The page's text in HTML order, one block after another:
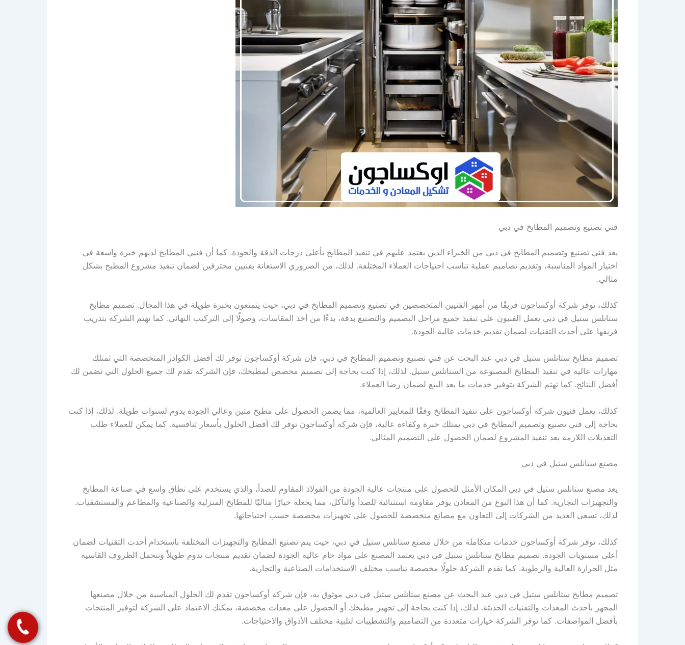
فني تصنيع وتصميم المطابخ في دبي
يعد فني تصنيع وتصميم المطابخ في دبي من الخبراء الذين يعتمد عليهم في تنفيذ المطابخ بأعلى درجات الدقة والجودة. كما أن فنيي المطابخ لديهم خبرة واسعة في
اختيار المواد المناسبة، وتقديم تصاميم عملية تناسب احتياجات العملاء المختلفة. لذلك، من الضروري الاستعانة بفنيين محترفين لضمان تنفيذ مشروع المطبخ بشكل
مثالي.
كذلك، توفر شركة أوكساجون فريقًا من أمهر الفنيين المتخصصين في تصنيع وتصميم المطابخ في دبي، حيث يتمتعون بخبرة طويلة في هذا المجال. تصميم مطابخ
ستانلس ستيل في دبي يعمل الفنيون على تنفيذ جميع مراحل التصميم والتصنيع بدقة، بدءًا من أخذ المقاسات، وصولًا إلى التركيب النهائي. كما تهتم الشركة بتدريب
فريقها على أحدث التقنيات لضمان تقديم خدمات عالية الجودة.
تصميم مطابخ ستانلس ستيل في دبي عند البحث عن فني تصنيع وتصميم المطابخ في دبي، فإن شركة أوكساجون توفر لك أفضل الكوادر المتخصصة التي تمتلك
مهارات عالية في تنفيذ المطابخ المصنوعة من الستانلس ستيل. لذلك، إذا كنت بحاجة إلى تصميم مخصص لمطبخك، فإن الشركة تقدم لك جميع الحلول التي تضمن لك
أفضل النتائج. كما تهتم الشركة بتوفير خدمات ما بعد البيع لضمان رضا العملاء.
كذلك، يعمل فنيون شركة أوكساجون على تنفيذ المطابخ وفقًا للمعايير العالمية، مما يضمن الحصول على مطبخ متين وعالي الجودة يدوم لسنوات طويلة. لذلك، إذا كنت
بحاجة إلى فني تصنيع وتصميم المطابخ في دبي يمتلك خبرة وكفاءة عالية، فإن شركة أوكساجون توفر لك أفضل الحلول بأسعار تنافسية. كما يمكن للعملاء طلب
التعديلات اللازمة بعد تنفيذ المشروع لضمان الحصول على التصميم المثالي.
مصنع ستانلس ستيل في دبي
يعد مصنع ستانلس ستيل في دبي المكان الأمثل للحصول على منتجات عالية الجودة من الفولاذ المقاوم للصدأ، والذي يستخدم على نطاق واسع في صناعة المطابخ
والتجهيزات التجارية. كما أن هذا النوع من المعادن يوفر مقاومة استثنائية للصدأ والتآكل، مما يجعله خيارًا مثاليًا للمطابخ المنزلية والصناعية والمطاعم والمستشفيات.
لذلك، تسعى العديد من الشركات إلى التعاون مع مصانع متخصصة للحصول على تجهيزات مخصصة حسب احتياجاتها.
كذلك، توفر شركة أوكساجون خدمات متكاملة من خلال مصنع ستانلس ستيل في دبي، حيث يتم تصنيع المطابخ والتجهيزات المختلفة باستخدام أحدث التقنيات لضمان
أعلى مستويات الجودة. تصميم مطابخ ستانلس ستيل في دبي يعتمد المصنع على مواد خام عالية الجودة لضمان تقديم منتجات تدوم طويلاً وتتحمل الظروف القاسية
مثل الحرارة العالية والرطوبة. كما تقدم الشركة حلولًا مخصصة تناسب مختلف الاستخدامات الصناعية والتجارية.
تصميم مطابخ ستانلس ستيل في دبي عند البحث عن مصنع ستانلس ستيل في دبي موثوق به، فإن شركة أوكساجون تقدم لك الحلول المناسبة من خلال مصنعها
المجهز بأحدث المعدات والتقنيات الحديثة. لذلك، إذا كنت بحاجة إلى تجهيز مطبخك أو الحصول على معدات مخصصة، يمكنك الاعتماد على الشركة لتوفير المنتجات
بأفضل المواصفات. كما توفر الشركة خيارات متعددة من التصاميم والتشطيبات لتلبية مختلف الأذواق والاحتياجات.